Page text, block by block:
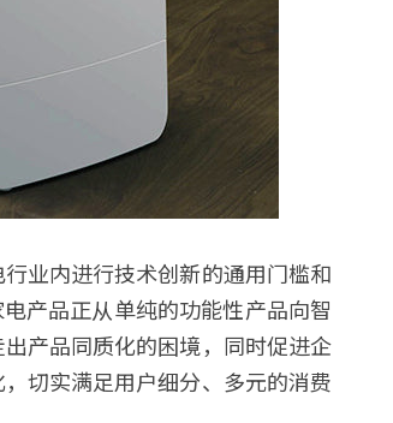
业内进行技术创新的通用门槛和
产品正从单纯的功能性产品向智
产品同质化的困境，同时促进企
切实满足用户细分、多元的消费